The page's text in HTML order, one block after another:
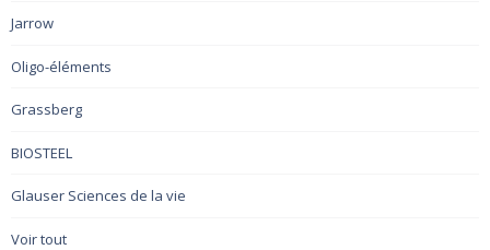
Jarrow
Oligo-éléments
Grassberg
BIOSTEEL
Glauser Sciences de la vie
Voir tout